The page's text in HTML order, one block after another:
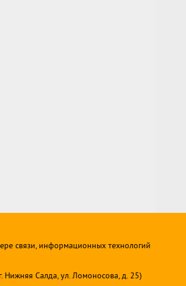
связи, информационных технологий
Нижняя Салда, ул. Ломоносова, д. 25)